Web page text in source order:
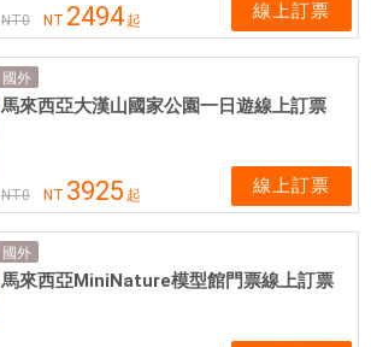
NT0 NT 2494 起 線上訂票
國外
馬來西亞大漢山國家公園一日遊線上訂票
NT0 NT 3925 起 線上訂票
國外
馬來西亞MiniNature模型館門票線上訂票